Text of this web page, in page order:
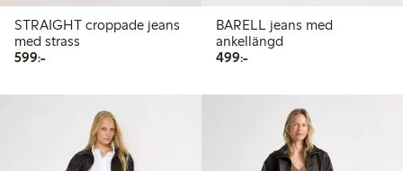
STRAIGHT croppade jeans
med strass
599:-599,00 kr
BARELL jeans med
ankellängd
499:-499,00 kr